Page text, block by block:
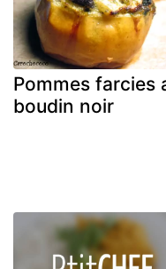
Pommes farcies
boudin noir